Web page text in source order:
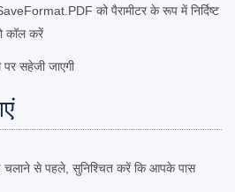
को पैरामीटर के रूप में निर्दिष्ट
कॉल करें
पर सहेजी जाएगी
चलाने से पहले, सुनिश्चित करें कि आपके पास